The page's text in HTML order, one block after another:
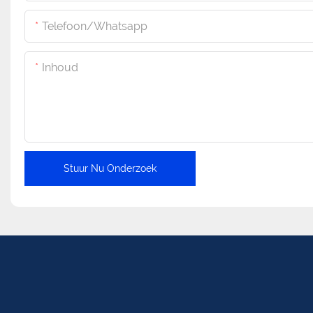
Telefoon/whatsapp
Inhoud
Stuur Nu Onderzoek